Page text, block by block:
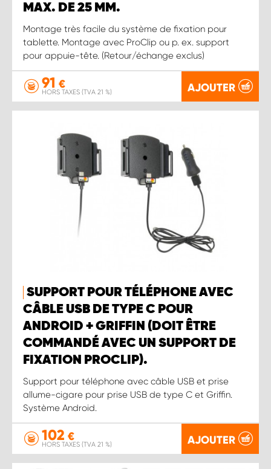
MAX. DE 25 MM.
Montage très facile du système de fixation pour
tablette. Montage avec ProClip ou p. ex. support
pour appuie-tête. (Retour/échange exclus)
91 €
HORS TAXES (TVA 21 %) AJOUTER
SUPPORT POUR TÉLÉPHONE AVEC
CÂBLE USB DE TYPE C POUR
ANDROID + GRIFFIN (DOIT ÊTRE
COMMANDÉ AVEC UN SUPPORT DE
FIXATION PROCLIP).
Support pour téléphone avec câble USB et prise
allume-cigare pour prise USB de type C et Griffin.
Système Android.
102 €
HORS TAXES (TVA 21 %) AJOUTER